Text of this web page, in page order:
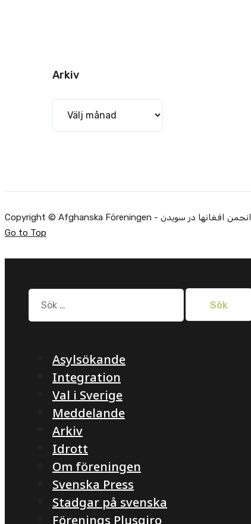
Arkiv
Go to Top
Sök
efter:
Asylsökande
Integration
Val i Sverige
Meddelande
Arkiv
Idrott
Om föreningen
Svenska Press
Stadgar på svenska